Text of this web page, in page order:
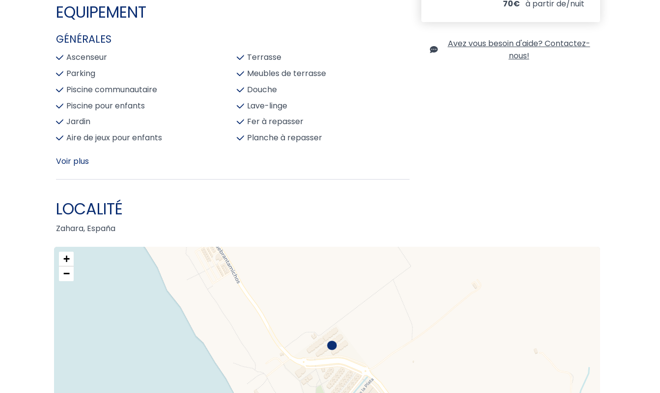
EQUIPEMENT
GÉNÉRALES
Ascenseur
Parking
Piscine communautaire
Piscine pour enfants
Jardin
Aire de jeux pour enfants
Terrasse
Meubles de terrasse
Douche
Lave-linge
Fer à repasser
Planche à repasser
Voir plus
70€ à partir de/nuit
Avez vous besoin d'aide? Contactez-
nous!
LOCALITÉ
Zahara, España
+
−